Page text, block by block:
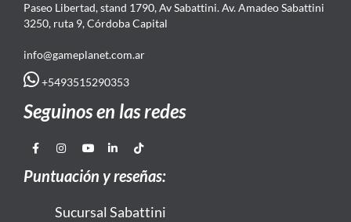
Paseo Libertad, stand 1790, Av Sabattini. Av. Amadeo Sabattini
3250, ruta 9, Córdoba Capital
info@gameplanet.com.ar
+5493515290353
Seguinos en las redes
Puntuación y reseñas:
Sucursal Sabattini